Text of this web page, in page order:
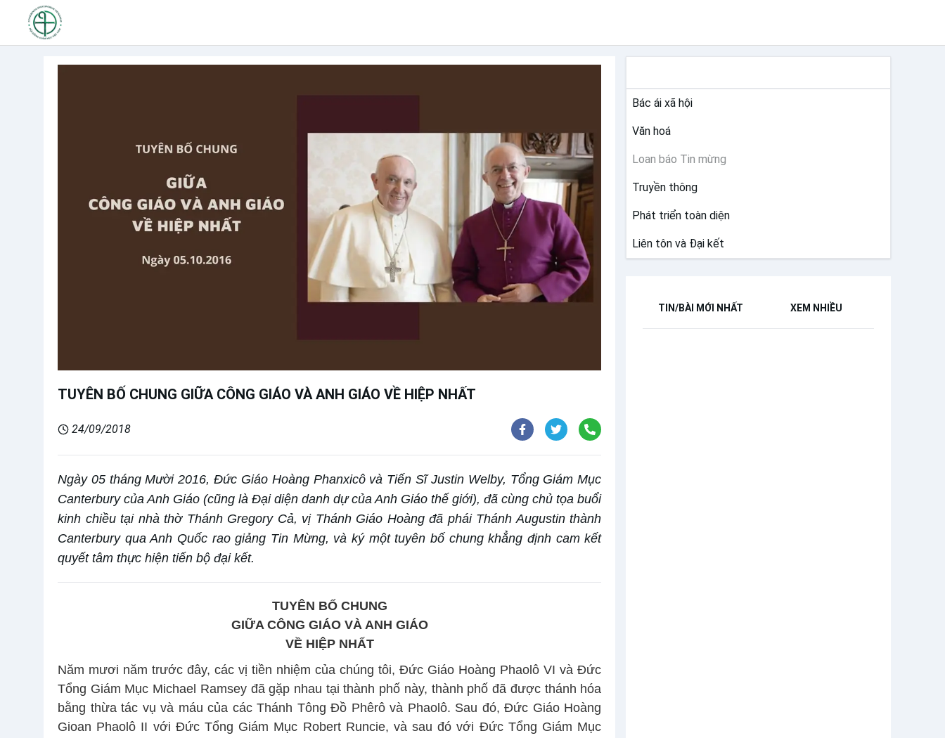
TUYÊN BỐ CHUNG GIỮA CÔNG GIÁO VÀ ANH GIÁO VỀ HIỆP NHẤT
24/09/2018
Ngày 05 tháng Mười 2016, Đức Giáo Hoàng Phanxicô và Tiến Sĩ Justin Welby, Tổng Giám Mục
Canterbury của Anh Giáo (cũng là Đại diện danh dự của Anh Giáo thế giới), đã cùng chủ tọa buổi
kinh chiều tại nhà thờ Thánh Gregory Cả, vị Thánh Giáo Hoàng đã phái Thánh Augustin thành
Canterbury qua Anh Quốc rao giảng Tin Mừng, và ký một tuyên bố chung khẳng định cam kết
quyết tâm thực hiện tiến bộ đại kết.
TUYÊN BỐ CHUNG
GIỮA CÔNG GIÁO VÀ ANH GIÁO
VỀ HIỆP NHẤT
Năm mươi năm trước đây, các vị tiền nhiệm của chúng tôi, Đức Giáo Hoàng Phaolô VI và Đức
Tổng Giám Mục Michael Ramsey đã gặp nhau tại thành phố này, thành phố đã được thánh hóa
bằng thừa tác vụ và máu của các Thánh Tông Đồ Phêrô và Phaolô. Sau đó, Đức Giáo Hoàng
Gioan Phaolô II với Đức Tổng Giám Mục Robert Runcie, và sau đó với Đức Tổng Giám Mục
Bác ái xã hội
Văn hoá
Loan báo Tin mừng
Truyền thông
Phát triển toàn diện
Liên tôn và Đại kết
TIN/BÀI MỚI NHẤT XEM NHIỀU